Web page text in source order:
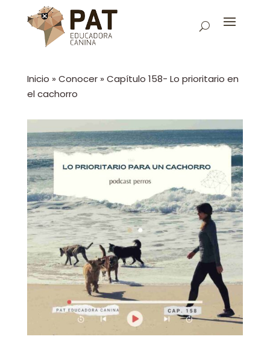
Inicio » Conocer» Capítulo 158- Lo prioritario en
el cachorro